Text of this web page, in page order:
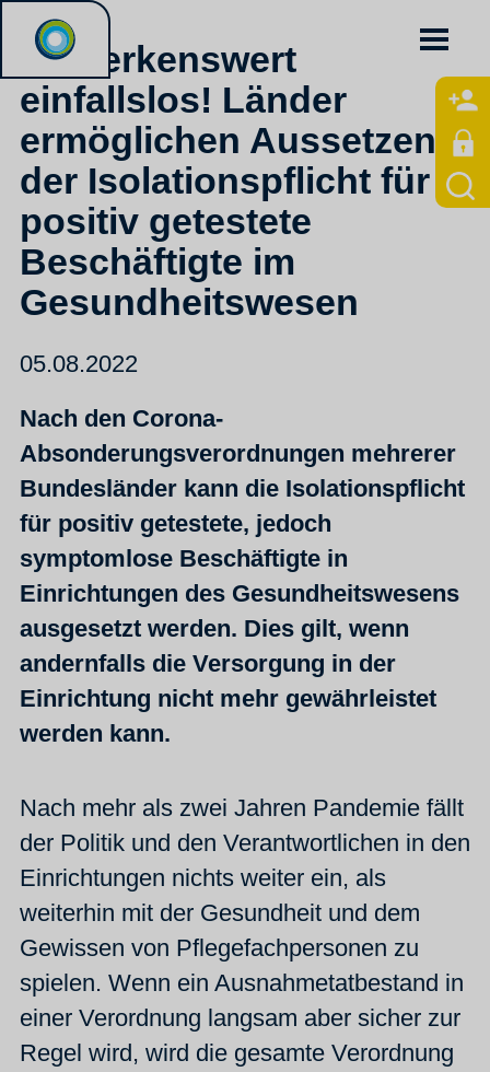
Bemerkenswert
einfallslos! Länder
ermöglichen Aussetzen
der Isolationspflicht für
positiv getestete
Beschäftigte im
Gesundheitswesen
05.08.2022
Nach den Corona-
Absonderungsverordnungen mehrerer
Bundesländer kann die Isolationspflicht
für positiv getestete, jedoch
symptomlose Beschäftigte in
Einrichtungen des Gesundheitswesens
ausgesetzt werden. Dies gilt, wenn
andernfalls die Versorgung in der
Einrichtung nicht mehr gewährleistet
werden kann.
Nach mehr als zwei Jahren Pandemie fällt
der Politik und den Verantwortlichen in den
Einrichtungen nichts weiter ein, als
weiterhin mit der Gesundheit und dem
Gewissen von Pflegefachpersonen zu
spielen. Wenn ein Ausnahmetatbestand in
einer Verordnung langsam aber sicher zur
Regel wird, wird die gesamte Verordnung